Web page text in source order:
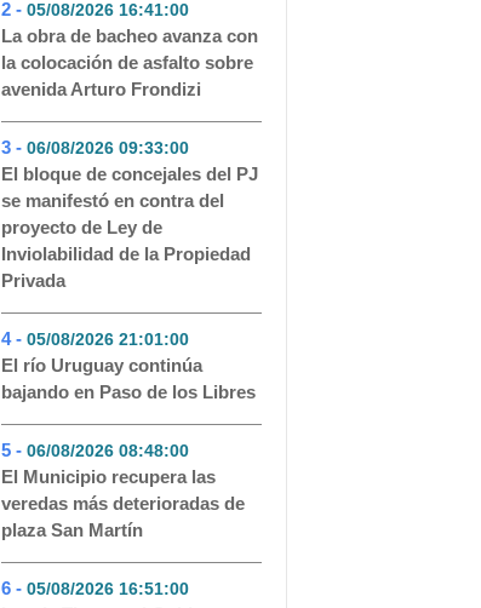
2 - 05/08/2026 16:41:00- 179
La obra de bacheo avanza con
la colocación de asfalto sobre
avenida Arturo Frondizi
3 - 06/08/2026 09:33:00- 158
El bloque de concejales del PJ
se manifestó en contra del
proyecto de Ley de
Inviolabilidad de la Propiedad
Privada
4 - 05/08/2026 21:01:00- 147
El río Uruguay continúa
bajando en Paso de los Libres
5 - 06/08/2026 08:48:00- 111
El Municipio recupera las
veredas más deterioradas de
plaza San Martín
6 - 05/08/2026 16:51:00- 77